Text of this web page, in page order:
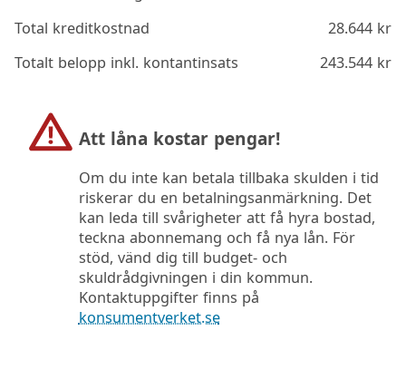
Total kreditkostnad
28.644kr
Totalt belopp inkl. kontantinsats
243.544kr
Att låna kostar pengar!
Om du inte kan betala tillbaka skulden i tid
riskerar du en betalningsanmärkning. Det
kan leda till svårigheter att få hyra bostad,
teckna abonnemang och få nya lån. För
stöd, vänd dig till budget- och
skuldrådgivningen i din kommun.
Kontaktuppgifter finns på
konsumentverket.se